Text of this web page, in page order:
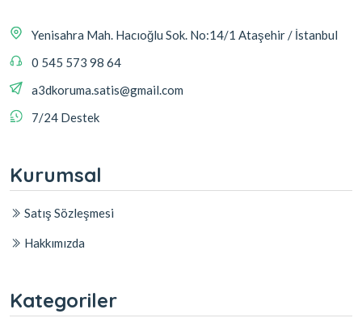
Yenisahra Mah. Hacıoğlu Sok. No:14/1 Ataşehir / İstanbul
0 545 573 98 64
a3dkoruma.satis@gmail.com
7/24 Destek
Kurumsal
Satış Sözleşmesi
Hakkımızda
Kategoriler